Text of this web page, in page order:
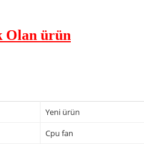
Olan ürün
Yeni ürün
Cpu fan